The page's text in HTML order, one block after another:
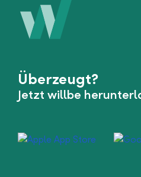
Überzeugt?
Jetzt willbe